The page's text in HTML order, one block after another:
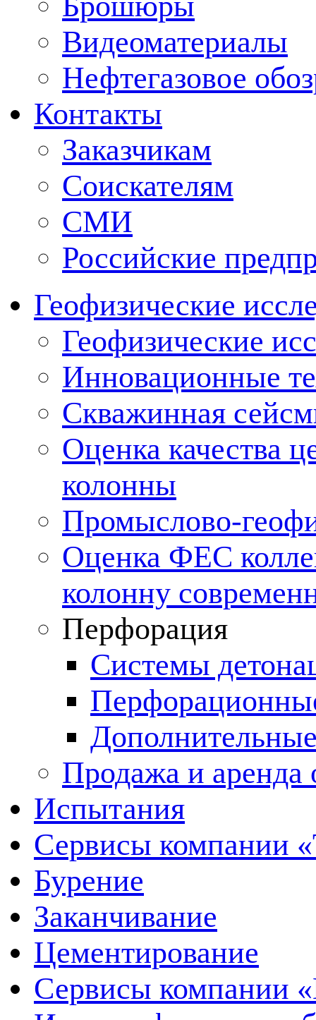
Видеоматериалы
Нефтегазовое
Контакты
Заказчикам
Соискателям
СМИ
Российские
Геофизические
Геофизические
Инновационные
Скважинная
Оценка качества
колонны
Промыслово-
Оценка ФЕС
колонну
Перфорация
Системы
Продажа и аренда
Испытания
Сервисы компании
Бурение
Заканчивание
Цементирование
Сервисы компании